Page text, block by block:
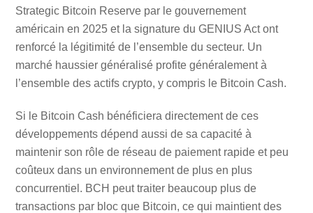
Strategic Bitcoin Reserve par le gouvernement
américain en 2025 et la signature du GENIUS Act ont
renforcé la légitimité de l’ensemble du secteur. Un
marché haussier généralisé profite généralement à
l’ensemble des actifs crypto, y compris le Bitcoin Cash.
Si le Bitcoin Cash bénéficiera directement de ces
développements dépend aussi de sa capacité à
maintenir son rôle de réseau de paiement rapide et peu
coûteux dans un environnement de plus en plus
concurrentiel. BCH peut traiter beaucoup plus de
transactions par bloc que Bitcoin, ce qui maintient des